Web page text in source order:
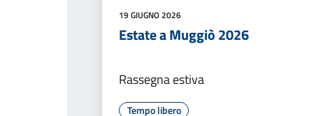
19 GIUGNO 2026
Estate a Muggiò 2026
Rassegna estiva
Tempo libero